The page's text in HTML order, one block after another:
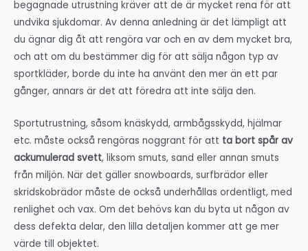
begagnade utrustning kräver att de är mycket rena för att
undvika sjukdomar. Av denna anledning är det lämpligt att
du ägnar dig åt att rengöra var och en av dem mycket bra,
och att om du bestämmer dig för att sälja någon typ av
sportkläder, borde du inte ha använt den mer än ett par
gånger, annars är det att föredra att inte sälja den.
Sportutrustning, såsom knäskydd, armbågsskydd, hjälmar
etc. måste också rengöras noggrant för att ta bort spår av
ackumulerad svett, liksom smuts, sand eller annan smuts
från miljön. När det gäller snowboards, surfbrädor eller
skridskobrädor måste de också underhållas ordentligt, med
renlighet och vax. Om det behövs kan du byta ut någon av
dess defekta delar, den lilla detaljen kommer att ge mer
värde till objektet.